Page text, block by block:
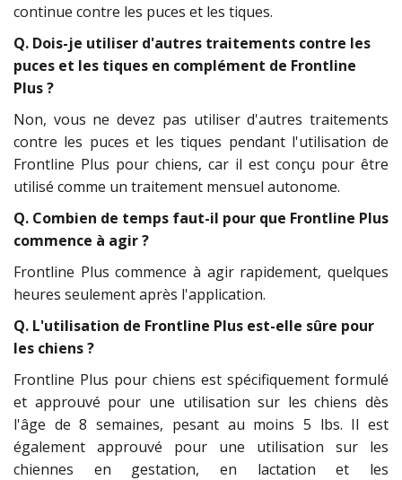
continue contre les puces et les tiques.
Q. Dois-je utiliser d'autres traitements contre les
puces et les tiques en complément de Frontline
Plus ?
Non, vous ne devez pas utiliser d'autres traitements
contre les puces et les tiques pendant l'utilisation de
Frontline Plus pour chiens, car il est conçu pour être
utilisé comme un traitement mensuel autonome.
Q. Combien de temps faut-il pour que Frontline Plus
commence à agir ?
Frontline Plus commence à agir rapidement, quelques
heures seulement après l'application.
Q. L'utilisation de Frontline Plus est-elle sûre pour
les chiens ?
Frontline Plus pour chiens est spécifiquement formulé
et approuvé pour une utilisation sur les chiens dès
l'âge de 8 semaines, pesant au moins 5 lbs. Il est
également approuvé pour une utilisation sur les
chiennes en gestation, en lactation et les